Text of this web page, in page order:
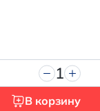
1
В корзину